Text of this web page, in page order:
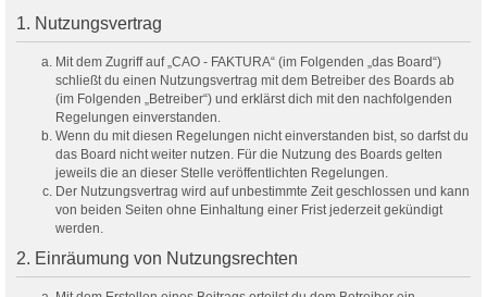
1. Nutzungsvertrag
Mit dem Zugriff auf „CAO - FAKTURA“ (im Folgenden „das Board“)
schließt du einen Nutzungsvertrag mit dem Betreiber des Boards ab
(im Folgenden „Betreiber“) und erklärst dich mit den nachfolgenden
Regelungen einverstanden.
Wenn du mit diesen Regelungen nicht einverstanden bist, so darfst du
das Board nicht weiter nutzen. Für die Nutzung des Boards gelten
jeweils die an dieser Stelle veröffentlichten Regelungen.
Der Nutzungsvertrag wird auf unbestimmte Zeit geschlossen und kann
von beiden Seiten ohne Einhaltung einer Frist jederzeit gekündigt
werden.
2. Einräumung von Nutzungsrechten